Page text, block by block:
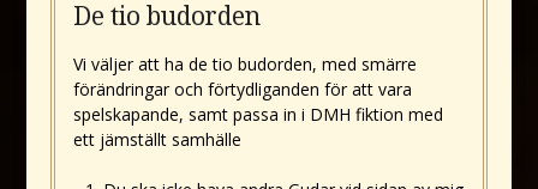
De tio budorden
Vi väljer att ha de tio budorden, med smärre
förändringar och förtydliganden för att vara
spelskapande, samt passa in i DMH fiktion med
ett jämställt samhälle